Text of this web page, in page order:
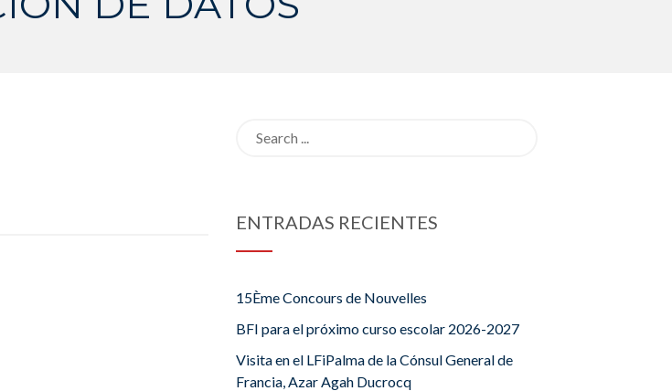
ENTRADAS RECIENTES
15Ème Concours de Nouvelles
BFI para el próximo curso escolar 2026-2027
Visita en el LFiPalma de la Cónsul General de
Francia, Azar Agah Ducrocq